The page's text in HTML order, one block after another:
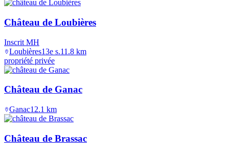
Château de Loubières
Inscrit MH
Loubières13e s.11.8 km
propriété privée
Château de Ganac
Ganac12.1 km
Château de Brassac